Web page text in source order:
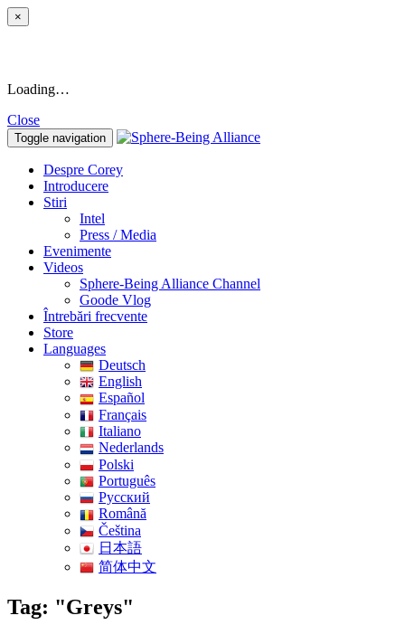
×
Loading…
Close
Toggle navigation
Despre Corey
Introducere
Stiri
Intel
Press / Media
Evenimente
Videos
Sphere-Being Alliance Channel
Goode Vlog
Întrebări frecvente
Store
Languages
Deutsch
English
Español
Français
Italiano
Nederlands
Polski
Português
Pусский
Română
Čeština
日本語
简体中文
Tag: "Greys"